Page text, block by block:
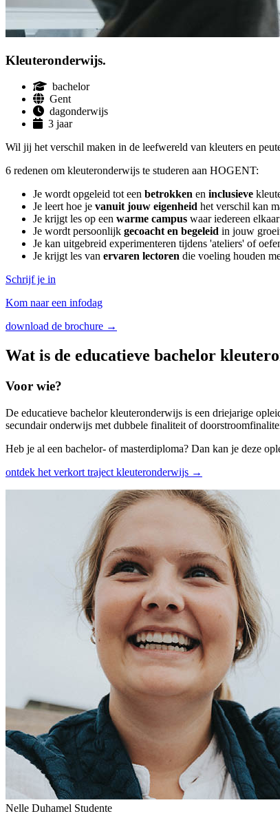
Kleuter­onderwijs.
bachelor
Gent
dagonderwijs
3 jaar
Wil jij het verschil maken in de leefwereld van kleuters en
6 redenen om kleuteronderwijs te studeren aan HOGENT:
Je wordt opgeleid tot een betrokken en inclusieve
Je leert hoe je vanuit jouw eigenheid het verschil kan
Je krijgt les op een warme campus waar iedereen
Je wordt persoonlijk gecoacht en begeleid in jouw
Je kan uitgebreid experimenteren tijdens 'ateliers' of
Je krijgt les van ervaren lectoren die voeling houden
Schrijf je in
Kom naar een infodag
download de brochure →
Wat is de educatieve bachelor
Voor wie?
De educatieve bachelor kleuteronderwijs is een driejarige
secundair onderwijs met dubbele finaliteit of
Heb je al een bachelor- of masterdiploma? Dan kan je deze
ontdek het verkort traject kleuteronderwijs →
Nelle Duhamel Studente